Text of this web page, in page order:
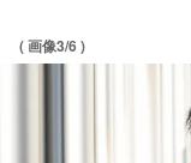
( 画像3/6 )